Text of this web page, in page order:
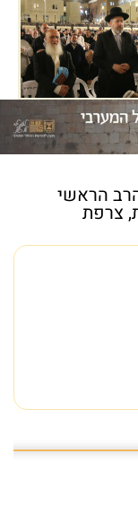
הראשי
, צרפת